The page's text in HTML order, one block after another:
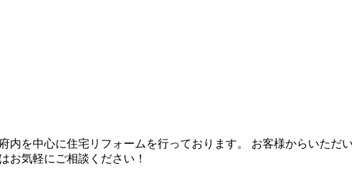
内を中心に住宅リフォームを行っております。 お客様からいた
お気軽にご相談ください！